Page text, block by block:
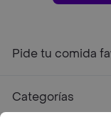
Pide tu comida
Categorías